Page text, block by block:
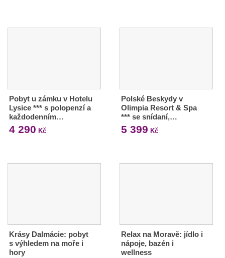
Pobyt u zámku v Hotelu
Lysice *** s polopenzí a
každodenním…
4 290 Kč
Polské Beskydy v
Olimpia Resort & Spa
*** se snídaní,…
5 399 Kč
Krásy Dalmácie: pobyt
s výhledem na moře i
hory
Relax na Moravě: jídlo i
nápoje, bazén i
wellness